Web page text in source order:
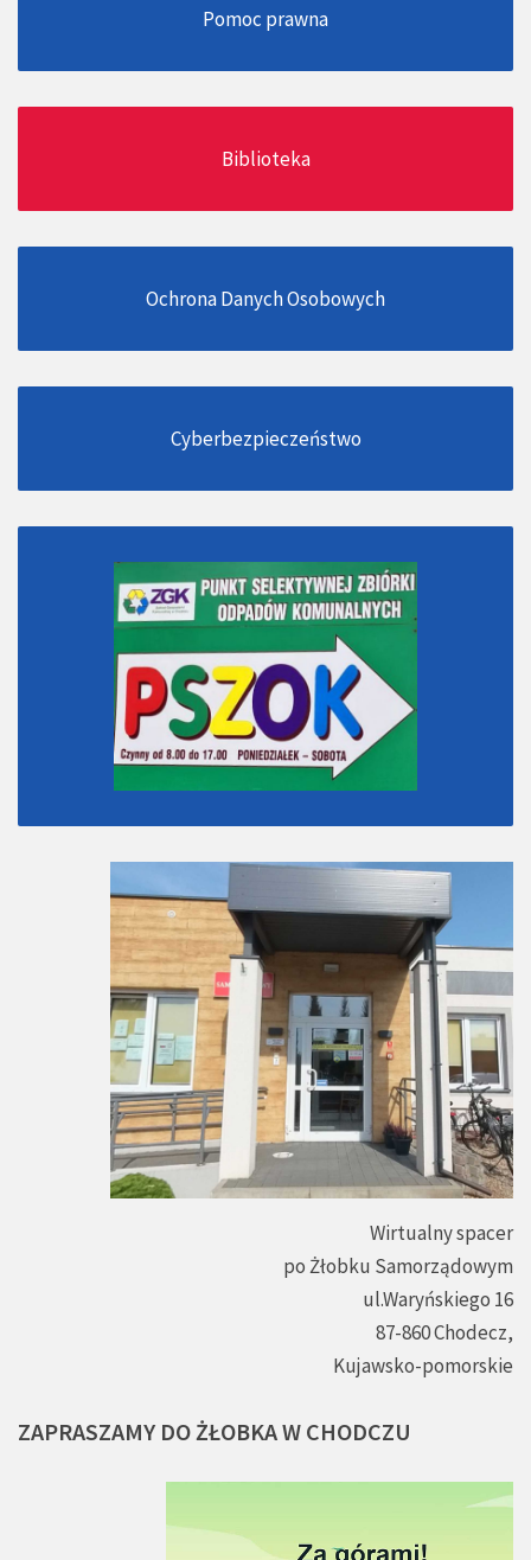
Pomoc prawna
Biblioteka
Ochrona Danych Osobowych
Cyberbezpieczeństwo
Wirtualny spacer
po Żłobku Samorządowym
ul.Waryńskiego 16
87-860 Chodecz,
Kujawsko-pomorskie
ZAPRASZAMY DOŻŁOBKAW CHODCZU